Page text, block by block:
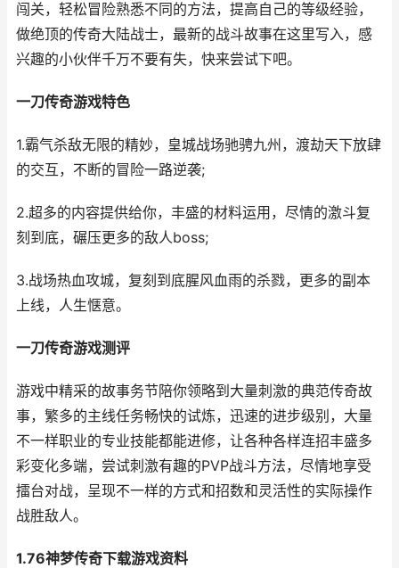
闯关，轻松冒险熟悉不同的方法，提高自己的等级经验，
做绝顶的传奇大陆战士，最新的战斗故事在这里写入，感
兴趣的小伙伴千万不要有失，快来尝试下吧。
一刀传奇游戏特色
1.霸气杀敌无限的精妙，皇城战场驰骋九州，渡劫天下放肆
的交互，不断的冒险一路逆袭;
2.超多的内容提供给你，丰盛的材料运用，尽情的激斗复
刻到底，碾压更多的敌人boss;
3.战场热血攻城，复刻到底腥风血雨的杀戮，更多的副本
上线，人生惬意。
一刀传奇游戏测评
游戏中精采的故事务节陪你领略到大量刺激的典范传奇故
事，繁多的主线任务畅快的试炼，迅速的进步级别，大量
不一样职业的专业技能都能进修，让各种各样连招丰盛多
彩变化多端，尝试刺激有趣的PVP战斗方法，尽情地享受
擂台对战，呈现不一样的方式和招数和灵活性的实际操作
战胜敌人。
1.76神梦传奇下载游戏资料